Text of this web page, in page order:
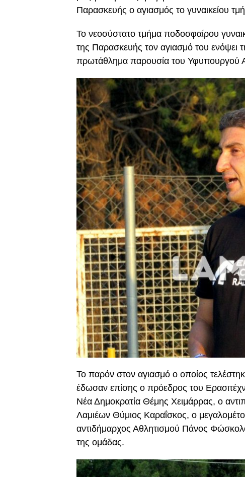
Παρασκευής ο αγιασμός το γυναικείου
Το νεοσύστατο τμήμα ποδοσφαίρου
της Παρασκευής τον αγιασμό του ενόψει
πρωτάθλημα παρουσία του Υφυπουργού
Το παρόν στον αγιασμό ο οποίος
έδωσαν επίσης ο πρόεδρος του
Νέα Δημοκρατία Θέμης Χειμάρρας, ο
Λαμιέων Θύμιος Καραΐσκος, ο
αντιδήμαρχος Αθλητισμού Πάνος
της ομάδας.